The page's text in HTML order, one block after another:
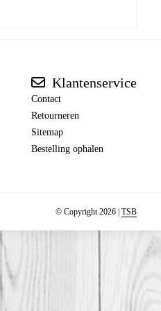
Klantenservice
Contact
Retourneren
Sitemap
Bestelling ophalen
© Copyright 2026 | TSB